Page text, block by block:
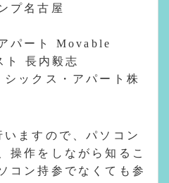
プ名古屋
パート Movable
ト 長内毅志
ックス・アパート株
ますので、パソコン
操作をしながら知るこ
コン持参でなくても参